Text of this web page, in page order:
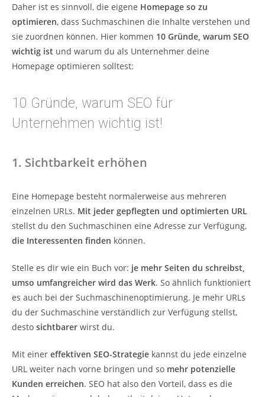
Daher ist es sinnvoll, die eigene Homepage so zu
optimieren, dass Suchmaschinen die Inhalte verstehen und
sie zuordnen können. Hier kommen 10 Gründe, warum SEO
wichtig ist und warum du als Unternehmer deine
Homepage optimieren solltest:
10 Gründe, warum SEO für
Unternehmen wichtig ist!
1. Sichtbarkeit erhöhen
Eine Homepage besteht normalerweise aus mehreren
einzelnen URLs. Mit jeder gepflegten und optimierten URL
stellst du den Suchmaschinen eine Adresse zur Verfügung,
die Interessenten finden können.
Stelle es dir wie ein Buch vor: je mehr Seiten du schreibst,
umso umfangreicher wird das Werk. So ähnlich funktioniert
es auch bei der Suchmaschinenoptimierung. Je mehr URLs
du der Suchmaschine verständlich zur Verfügung stellst,
desto sichtbarer wirst du.
Mit einer effektiven SEO-Strategie kannst du jede einzelne
URL weiter nach vorne bringen und so mehr potenzielle
Kunden erreichen. SEO hat also den Vorteil, dass es die